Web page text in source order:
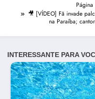
🎥 [VÍDEO] Fã invade
na Paraíba;